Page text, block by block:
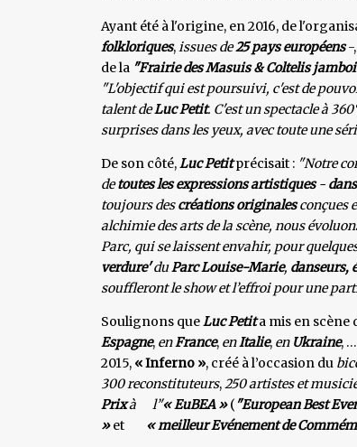
Ayant été à l'origine, en 2016, de
folkloriques,issues de25 pays européens -,
de la "Frairie des Masuis & Coltelis
"L'objectif qui est poursuivi, c'est de
talent deLuc Petit. C'est un spectacle à
surprises dans les yeux, avec toute une
De son côté,Luc Petitprécisait : "Notre
detoutes les expressions artistiques-
toujours descréations originalesconçues
alchimie des arts de la scène, nous
Parc, qui se laissent envahir, pour
verdure'duParc Louise-Marie, danseurs,
souffleront le show et l’effroi pour une
Soulignons queLuc Petita mis en scène
Espagne, enFrance, enItalie, enUkraine,
2015, « Inferno », créé à l’occasion du
300 reconstituteurs,250 artistes et
Prixà l’'« EuBEA »( "European Best
»et « meilleur Evénement de